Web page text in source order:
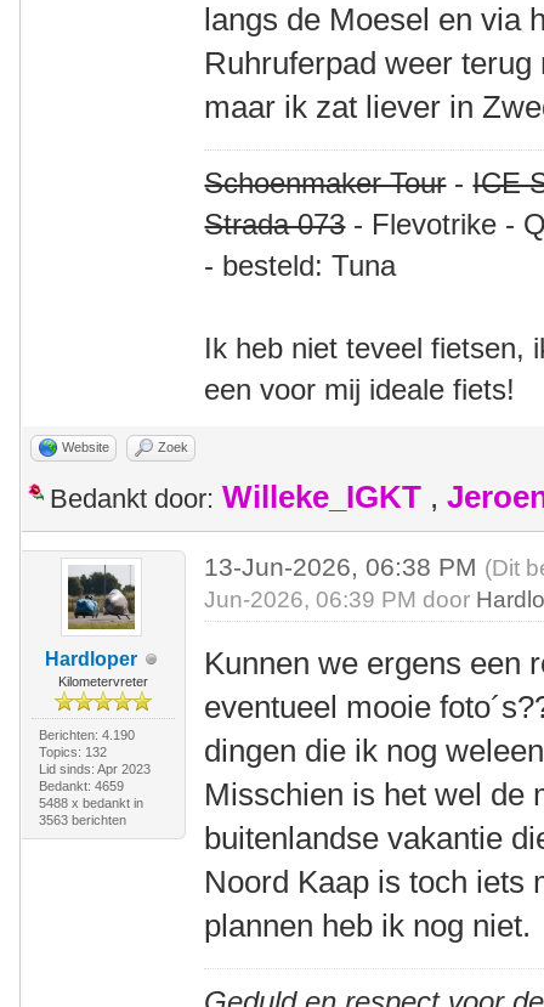
langs de Moesel en via
Ruhruferpad weer
maar ik zat liever in
Schoenmaker Tour-ICE
Strada 073- Flevotrike -
- besteld: Tuna
Ik heb niet teveel fietsen,
een voor mij ideale fiets!
Website Zoek
Bedankt door: Willeke_IGKT ,
Hardloper
Kilometervreter
Berichten: 4.190
Topics: 132
Lid sinds: Apr 2023
Bedankt: 4659
5488 x bedankt in
3563 berichten
13-Jun-2026, 06:38 PM (Dit
Jun-2026, 06:39 PM door
Kunnen we ergens een
eventueel mooie
dingen die ik nog
Misschien is het wel de
buitenlandse vakantie
Noord Kaap is toch iets
plannen heb ik nog niet.